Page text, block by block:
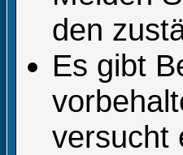
den
Es gibt
versucht